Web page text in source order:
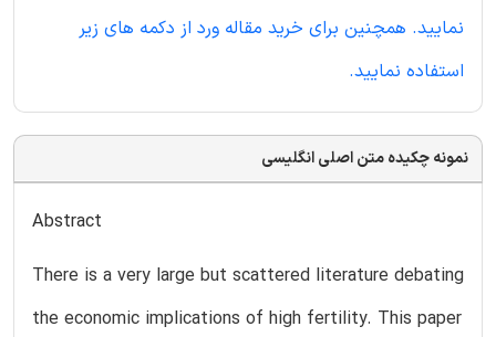
نمایید. همچنین برای خرید مقاله ورد از دکمه های زیر
استفاده نمایید.
نمونه چکیده متن اصلی انگلیسی
Abstract
There is a very large but scattered literature debating
the economic implications of high fertility. This paper